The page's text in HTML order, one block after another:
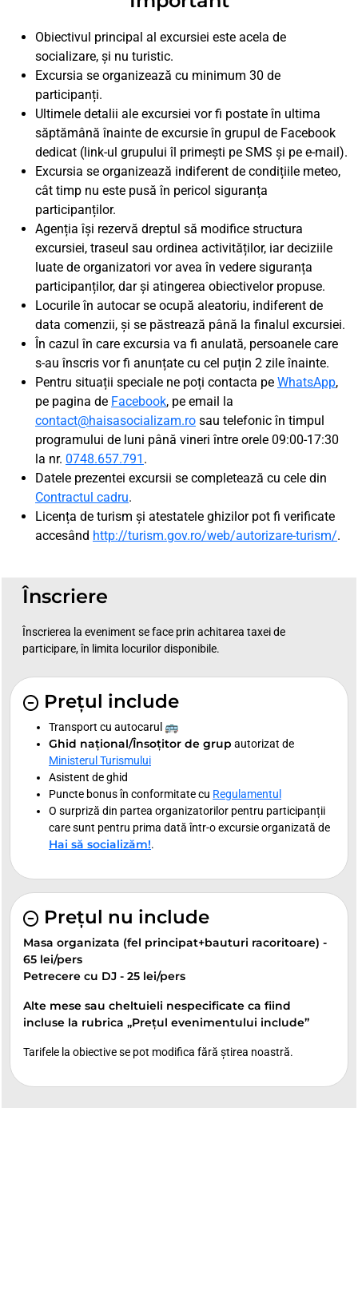
Obiectivul principal al excursiei este acela de
socializare, și nu turistic.
Excursia se organizează cu minimum 30 de
participanți.
Ultimele detalii ale excursiei vor fi postate în ultima
săptămână înainte de excursie în grupul de Facebook
dedicat (link-ul grupului îl primești pe SMS și pe e-mail).
Excursia se organizează indiferent de condițiile meteo,
cât timp nu este pusă în pericol siguranța
participanților.
Agenția își rezervă dreptul să modifice structura
excursiei, traseul sau ordinea activităților, iar deciziile
luate de organizatori vor avea în vedere siguranța
participanților, dar și atingerea obiectivelor propuse.
Locurile în autocar se ocupă aleatoriu, indiferent de
data comenzii, și se păstrează până la finalul excursiei.
În cazul în care excursia va fi anulată, persoanele care
s-au înscris vor fi anunțate cu cel puțin 2 zile înainte.
Pentru situații speciale ne poți contacta pe WhatsApp,
pe pagina de Facebook, pe email la
contact@haisasocializam.ro sau telefonic în timpul
programului de luni până vineri între orele 09:00-17:30
la nr. 0748.657.791 .
Datele prezentei excursii se completează cu cele din
Contractul cadru.
Licența de turism și atestatele ghizilor pot fi verificate
accesând http://turism.gov.ro/web/autorizare-turism/.
Înscriere
Înscrierea la eveniment se face prin achitarea taxei de
participare, în limita locurilor disponibile.
Prețul include
Transport cu autocarul 🚌
Ghid național/Însoțitor de grup autorizat de
Ministerul Turismului
Asistent de ghid
Puncte bonus în conformitate cu Regulamentul
O surpriză din partea organizatorilor pentru participanții
care sunt pentru prima dată într-o excursie organizată de
Hai să socializăm!.
Prețul nu include
Masa organizata (fel principat+bauturi racoritoare) -
65 lei/pers
Petrecere cu DJ - 25 lei/pers
Alte mese sau cheltuieli nespecificate ca fiind
incluse la rubrica „Prețul evenimentului include”
Tarifele la obiective se pot modifica fără știrea noastră.